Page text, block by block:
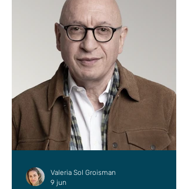
Valeria Sol Groisman
9 jun